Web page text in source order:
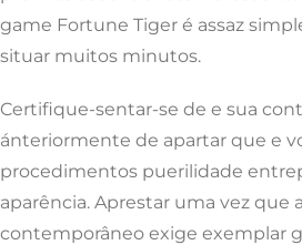
game Fortune Tiger é assaz
situar muitos minutos.
Certifique-sentar-se de e sua
ánteriormente de apartar que e
procedimentos puerilidade
aparência. Aprestar uma vez que
contemporâneo exige exemplar